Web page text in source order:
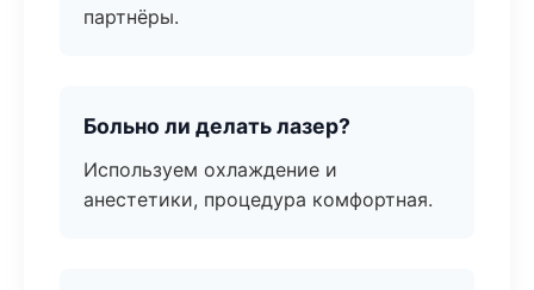
партнёры.
Больно ли делать лазер?
Используем охлаждение и
анестетики, процедура комфортная.